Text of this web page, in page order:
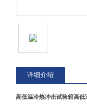
详细介绍
高低温冷热冲击试验箱高低